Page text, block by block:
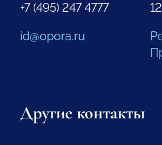
+7 (495) 247 4777
id@opora.ru
Другие контакты